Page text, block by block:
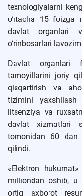
texnologiyalarni
o‘rtacha 15 foizga
davlat organlari
o‘rinbosarlari
Davlat organlari
tamoyillarini joriy
qisqartirish va
tizimini
litsenziya va
davlat xizmatlari
tomonidan 60
qilindi.
«Elektron
milliondan oshib, u
ortiq axborot